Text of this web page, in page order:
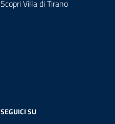
Scopri Villa di Tirano
SEGUICI SU